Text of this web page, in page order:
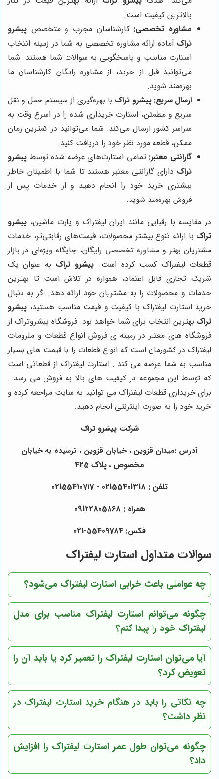
بالاترین کیفیت است.
مشاوره تخصصی: کارشناسان مجرب و متخصص پیشرو
تراک آماده ارائه مشاوره تخصصی به شما در زمینه انتخاب
استارت مناسب و پاسخگویی به سوالات شما هستند. شما
می‌توانید قبل از خرید، از مشاوره رایگان کارشناسان ما
بهره‌مند شوید.
ارسال سریع: پیشرو تراکبا بهره‌گیری از سیستم حمل و نقل
سریع و مطمئن، استارت خریداری شده را در اسرع وقت به
سراسر کشور ارسال می‌کند. شما می‌توانید در کمترین زمان
ممکن، قطعه مورد نظر خود را دریافت کنید.
گارانتی معتبر: تمامی استارت‌های عرضه شده توسط پیشرو
تراک دارای گارانتی معتبر هستند تا شما با اطمینان خاطر
بیشتری خرید خود را انجام دهید و از خدمات پس از
فروش بهره‌مند شوید.
در مقایسه با رقبایی مانند ایران لیفتراک و پارت ماشین، پیشرو
تراک با ارائه تنوع بیشتر محصولات، قیمت‌های رقابتی‌تر، خدمات
مشتریان بهتر و مشاوره تخصصی رایگان، جایگاه ویژه‌ای در بازار
قطعات لیفتراک کسب کرده است. پیشرو تراک به عنوان یک
شریک تجاری قابل اعتماد، همواره در تلاش است تا بهترین
خدمات و محصولات را به مشتریان خود ارائه دهد. اگر به دنبال
خرید استارت لیفتراک با کیفیت و قیمت مناسب هستید، پیشرو
تراک بهترین انتخاب برای شما خواهد بود. فروشگاه پیشروتراک از
فروشگاه های معتبر در زمینه ی فروش انواع قطعات و ملزومات
لیفتراک در کشورمان است که انواع قطعات را با قیمت های بسیار
مناسب به شما عرضه می کند . استارت لیفتراک از قطعاتی است
که توسط این مجموعه در کیفیت های بالا به فروش می رسد .
برای خریداری قطعات لیفتراک می توانید به سایت مراجعه کرده و
خرید خود را به صورت اینترنتی انجام دهید.
شرکت پیشرو تراک
آدرس :میدان قزوین ، خیابان قزوین ، نرسیده به خیابان
مخصوص ، پلاک 425
تلفن : 02155401318 - 02155410717
همراه : 09122805868
فکس: 55409784-021
سوالات متداول استارت لیفتراک
چه عواملی باعث خرابی استارت لیفتراک می‌شود؟
چگونه می‌توانم استارت لیفتراک مناسب برای مدل
لیفتراک خود را پیدا کنم؟
آیا می‌توان استارت لیفتراک را تعمیر کرد یا باید آن را
تعویض کرد؟
چه نکاتی را باید در هنگام خرید استارت لیفتراک در
نظر داشت؟
چگونه می‌توان طول عمر استارت لیفتراک را افزایش
داد؟